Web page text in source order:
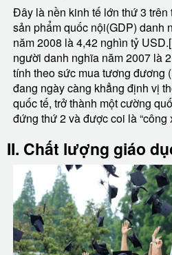
Đây là nền kinh tế lớn thứ 3
sản phẩm quốc nội(GDP) danh
năm 2008 là 4,42 nghìn tỷ
người danh nghĩa năm 2007 là
tính theo sức mua tương đương
đang ngày càng khẳng định vị
quốc tế, trở thành một cường
đứng thứ 2 và được coi là “công
II. Chất lượng giáo